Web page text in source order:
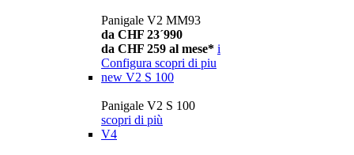
Panigale V2 MM93
da CHF 23´990
da CHF 259 al mese* i
Configura scopri di piu
new V2 S 100
Panigale V2 S 100
scopri di più
V4